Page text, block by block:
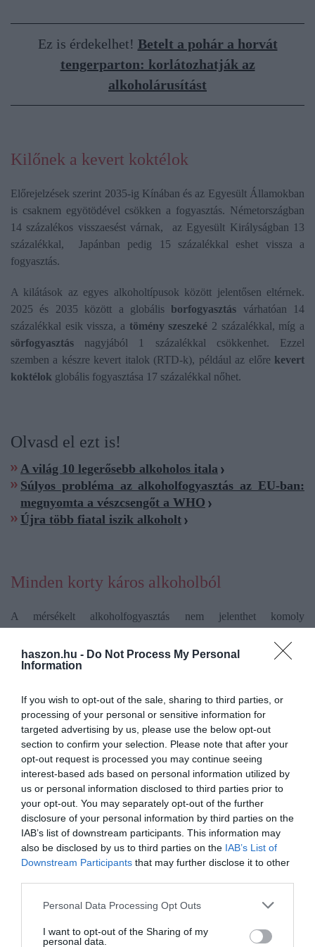
haszon.hu - Do Not Process My Personal
Information
If you wish to opt-out of the sale, sharing to third parties, or
processing of your personal or sensitive information for
targeted advertising by us, please use the below opt-out
section to confirm your selection. Please note that after your
opt-out request is processed you may continue seeing
interest-based ads based on personal information utilized by
us or personal information disclosed to third parties prior to
your opt-out. You may separately opt-out of the further
disclosure of your personal information by third parties on the
IAB’s list of downstream participants. This information may
also be disclosed by us to third parties on the IAB’s List of
Downstream Participants that may further disclose it to other
Please note that this website/app uses one or more Google
not limited to your visit or usage behaviour. You may click to
Personal Data Processing Opt Outs
I want to opt-out of the Sharing of my
personal data.
Ez is érdekelhet! Betelt a pohár a horvát
tengerparton: korlátozhatják az
alkoholárusítást
Kilőnek a kevert koktélok
Előrejelzések szerint 2035-ig Kínában és az Egyesült Államokban
is csaknem egyötödével csökken a fogyasztás. Németországban
14 százalékos visszaesést várnak, az Egyesült Királyságban 13
százalékkal, Japánban pedig 15 százalékkal eshet vissza a
fogyasztás.
A kilátások az egyes alkoholtípusok között jelentősen eltérnek.
2025 és 2035 között a globálisborfogyasztás várhatóan 14
százalékkal esik vissza, a tömény szeszeké 2 százalékkal, míg a
sörfogyasztás nagyjából 1 százalékkal csökkenhet. Ezzel
szemben a készre kevert italok (RTD-k), például az előre kevert
koktélok globális fogyasztása 17 százalékkal nőhet.
Olvasd el ezt is!
A világ 10 legerősebb alkoholos itala
Súlyos probléma az alkoholfogyasztás az EU-ban:
megnyomta a vészcsengőt a WHO
Újra több fiatal iszik alkoholt
Minden korty káros alkoholból
A mérsékelt alkoholfogyasztás nem jelenthet komoly
egy hűsítő sör munka után – ezeket sokan még mindig ártalmatlan
szokásnak tekintik. Egy vadonatúj tanulmány szerint azonban a
egyes daganatos betegségek kockázatát. A Washingtoni Egyetem
kutatói az alkohol és a rák kapcsolatáról szóló szakirodalmat
vizsgálták át. A Nature Health tudományos folyóiratban
publikálttanulmányegyértelműen abba az irányba mutat,
hogy
az alkoholfogyasztás
több daganattípus esetében is
kockázati tényező. A kapcsolat különösen a mellrák és a
vastagbélrák esetében rajzolódik ki, de más rákos
megbetegedéseknél szintén kimutatható volt az összefüggés.
alkohol életstílus szesz sör bor